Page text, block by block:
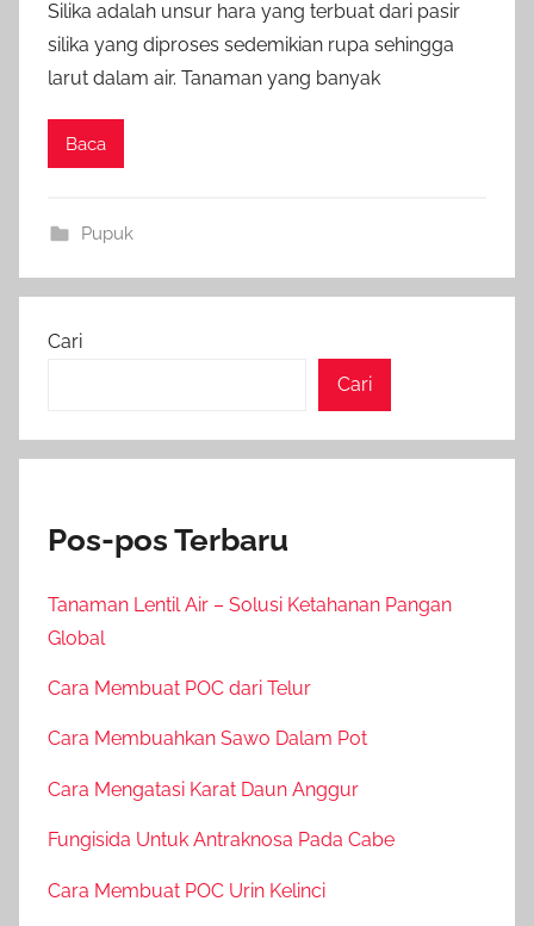
Silika adalah unsur hara yang terbuat dari pasir
silika yang diproses sedemikian rupa sehingga
larut dalam air. Tanaman yang banyak
Baca
Pupuk
Cari
Cari
Pos-pos Terbaru
Tanaman Lentil Air – Solusi Ketahanan Pangan
Global
Cara Membuat POC dari Telur
Cara Membuahkan Sawo Dalam Pot
Cara Mengatasi Karat Daun Anggur
Fungisida Untuk Antraknosa Pada Cabe
Cara Membuat POC Urin Kelinci